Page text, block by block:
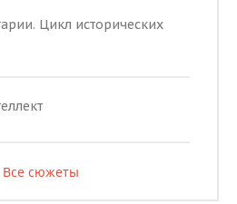
Цикл исторических
Все сюжеты